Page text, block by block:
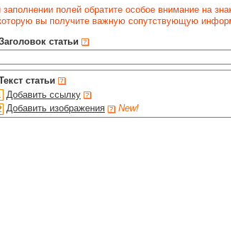
заполнении полей обратите особое внимание на
вы получите важную сопутствующую
статьи
статьи
Добавить ссылку
Добавить изображения
New!